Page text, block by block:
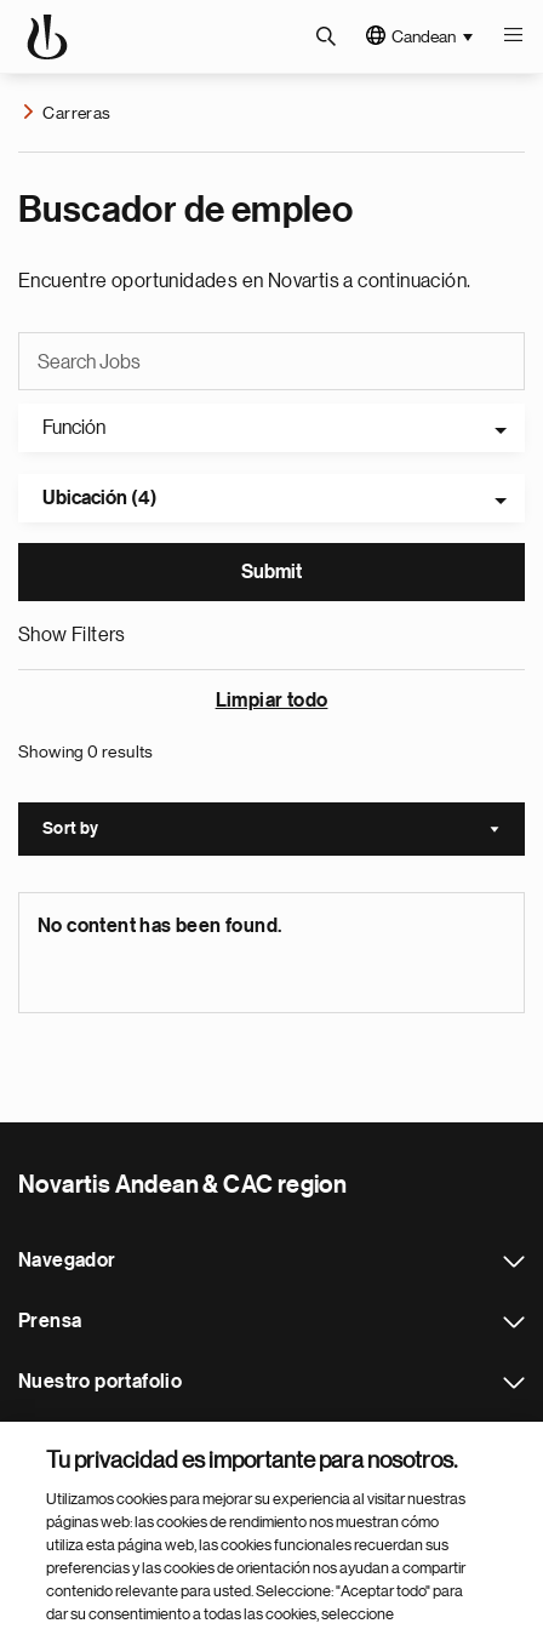
Candean
Carreras
Buscador de empleo
Encuentre oportunidades en Novartis a continuación.
Función
Ubicación (4)
Show Filters
Limpiar todo
Showing 0 results
Sort by Sort
No content has been found.
Novartis Andean & CAC region
Navegador
Prensa
Nuestro portafolio
Footer Site Search
Tu privacidad es importante para nosotros.
Utilizamos cookies para mejorar su experiencia al visitar nuestras
páginas web: las cookies de rendimiento nos muestran cómo
utiliza esta página web, las cookies funcionales recuerdan sus
preferencias y las cookies de orientación nos ayudan a compartir
contenido relevante para usted. Seleccione: "Aceptar todo" para
dar su consentimiento a todas las cookies, seleccione